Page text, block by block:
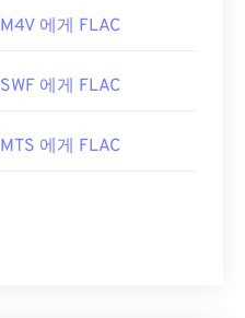
M4V 에게 FLAC
SWF 에게 FLAC
MTS 에게 FLAC